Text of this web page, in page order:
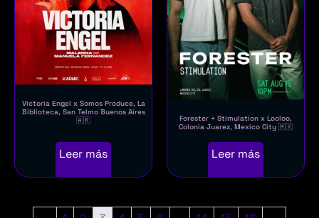
Victoria Engel x Somos Produce, La
Biblioteca, San Telmo Buenos Aires
🇦🇷
Leer más
Forester + Stimulation x Looloo,
Colonia Juarez, Mexico City 🇲🇽
Leer más